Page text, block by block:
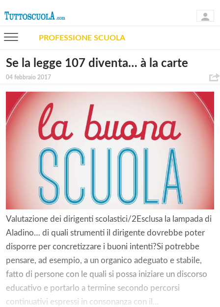
PROFESSIONE SCUOLA
Se la legge 107 diventa… à la carte
04 febbraio 2017
Valutazione dei dirigenti scolastici/2Esclusa la lampada di
Aladino… di quali strumenti il dirigente dovrebbe poter
disporre per concretizzare i buoni intenti?Si potrebbe
pensare, ad esempio, a un organico adeguato e stabile,
fatto di persone con le quali si possa iniziare un discorso
educativo e portarlo a termine secondo percorsi
continuativi espressi in consonanza con il...